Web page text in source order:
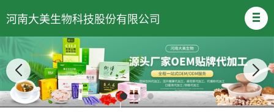
河南大美生物科技股份有限公司